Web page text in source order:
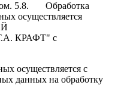
5.8. Обработка
осуществляется
КРАФТ" с
осуществляется с
данных на обработку